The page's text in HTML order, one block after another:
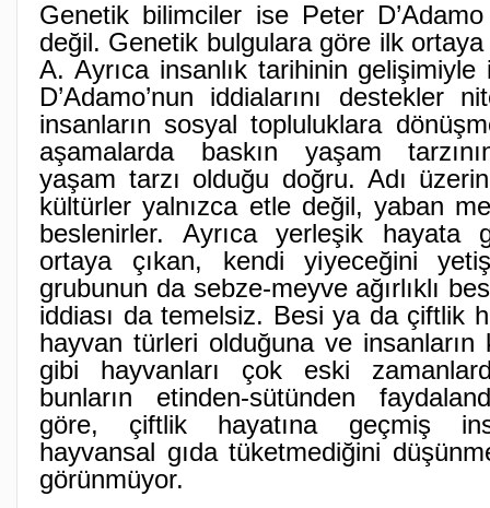
Genetik bilimciler ise Peter
değil. Genetik bulgulara göre ilk ortaya
A. Ayrıca insanlık tarihinin
D’Adamo’nun iddialarını destekler
insanların sosyal topluluklara
aşamalarda baskın yaşam
yaşam tarzı olduğu doğru. Adı
kültürler yalnızca etle değil, yaban
beslenirler. Ayrıca yerleşik hayata
ortaya çıkan, kendi yiyeceğini
grubunun da sebze-meyve ağırlıklı
iddiası da temelsiz. Besi ya da çiftlik
hayvan türleri olduğuna ve
gibi hayvanları çok eski
bunların etinden-sütünden
göre, çiftlik hayatına geçmiş
hayvansal gıda tüketmediğini
görünmüyor.